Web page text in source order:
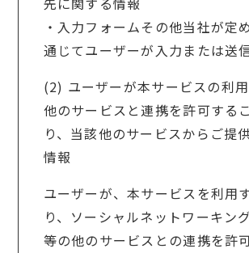
・入力フォームその他当社が定
通じてユーザーが入力または送
(2) ユーザーが本サービスの利用
他のサービスと連携を許可する
り、当該他のサービスからご提
情報
ユーザーが、本サービスを利用
り、ソーシャルネットワーキン
等の他のサービスとの連携を許